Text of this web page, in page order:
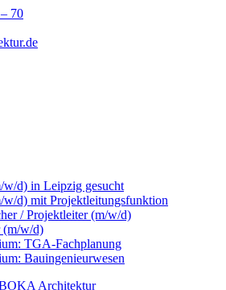
70
w/d) in Leipzig gesucht
w/d) mit Projektleitungsfunktion
/ Projektleiter (m/w/d)
(m/w/d)
TGA-Fachplanung
Bauingenieurwesen